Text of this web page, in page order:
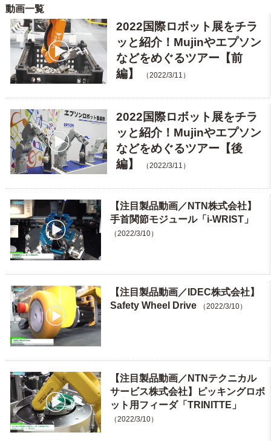
動画一覧
2022国際ロボット展をチラ
ッと紹介！Mujinやエプソン
などをめぐるツアー【前
編】
（2022/3/11）
2022国際ロボット展をチラ
ッと紹介！Mujinやエプソン
などをめぐるツアー【後
編】
（2022/3/11）
【注目製品動画／NTN株式会社】
手首関節モジュール「i-WRIST」
（2022/3/10）
【注目製品動画／IDEC株式会社】
Safety Wheel Drive
（2022/3/10）
【注目製品動画／NTNテクニカル
サービス株式会社】ピッキングロボ
ット用フィーダ「TRINITTE」
（2022/3/10）